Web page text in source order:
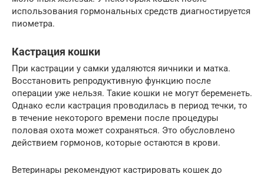
использования гормональных средств диагностируется
пиометра.
Кастрация кошки
При кастрации у самки удаляются яичники и матка.
Восстановить репродуктивную функцию после
операции уже нельзя. Такие кошки не могут беременеть.
Однако если кастрация проводилась в период течки, то
в течение некоторого времени после процедуры
половая охота может сохраняться. Это обусловлено
действием гормонов, которые остаются в крови.
Ветеринары рекомендуют кастрировать кошек до